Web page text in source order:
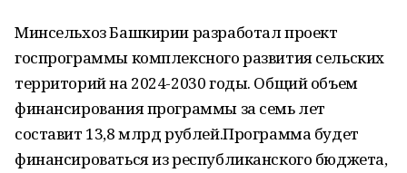
Минсельхоз Башкирии разработал проект
госпрограммы комплексного развития сельских
территорий на 2024-2030 годы. Общий объем
финансирования программы за семь лет
составит 13,8 млрд рублей.Программа будет
финансироваться из республиканского бюджета,